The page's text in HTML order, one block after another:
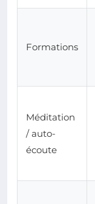
Formations
Méditation
/ auto-
écoute